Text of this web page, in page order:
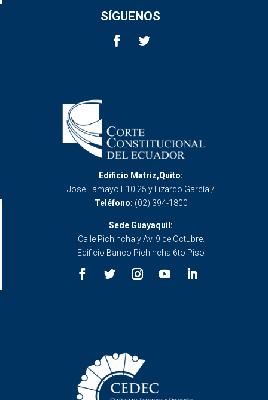
SÍGUENOS
Edificio Matriz,Quito:
José Tamayo E10 25 y Lizardo García /
Teléfono: (02) 394-1800
Sede Guayaquil:
Calle Pichincha y Av. 9 de Octubre.
Edificio Banco Pichincha 6to Piso